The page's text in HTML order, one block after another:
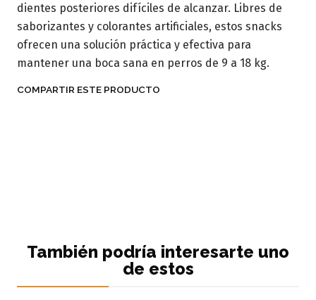
dientes posteriores difíciles de alcanzar. Libres de
saborizantes y colorantes artificiales, estos snacks
ofrecen una solución práctica y efectiva para
mantener una boca sana en perros de 9 a 18 kg.
COMPARTIR ESTE PRODUCTO
También podría interesarte uno
de estos